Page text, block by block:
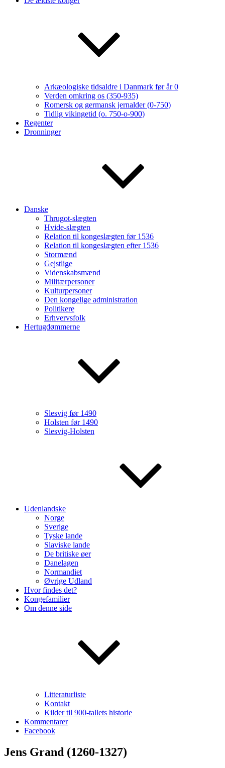
Arkæologiske tidsaldre i Danmark før år 0
Verden omkring os (350-935)
Romersk og germansk jernalder (0-750)
Tidlig vikingetid (o. 750-o-900)
Regenter
Dronninger
Danske
Thrugot-slægten
Hvide-slægten
Relation til kongeslægten før 1536
Relation til kongeslægten efter 1536
Stormænd
Gejstlige
Videnskabsmænd
Militærpersoner
Kulturpersoner
Den kongelige administration
Politikere
Erhvervsfolk
Hertugdømmerne
Slesvig før 1490
Holsten før 1490
Slesvig-Holsten
Udenlandske
Norge
Sverige
Tyske lande
Slaviske lande
De britiske øer
Danelagen
Normandiet
Øvrige Udland
Hvor findes det?
Kongefamilier
Om denne side
Litteraturliste
Kontakt
Kilder til 900-tallets historie
Kommentarer
Facebook
Jens Grand (1260-1327)